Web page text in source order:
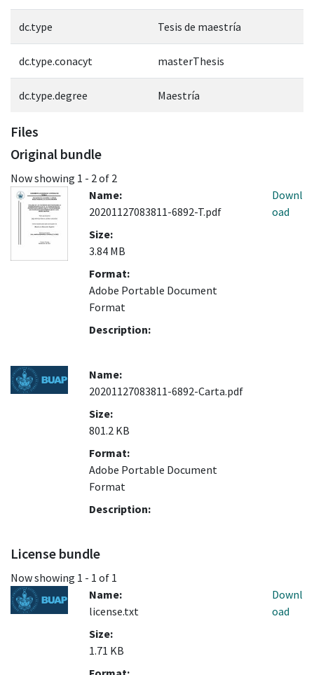
dc.type Tesis de maestría
dc.type.conacyt masterThesis
dc.type.degree Maestría
Files
Original bundle
Now showing 1 - 2 of 2
Name:
20201127083811-6892-T.pdf
Size:
3.84 MB
Format:
Adobe Portable Document
Format
Description:
Downl
oad
Name:
20201127083811-6892-Carta.pdf
Size:
801.2 KB
Format:
Adobe Portable Document
Format
Description:
License bundle
Now showing 1 - 1 of 1
Name:
license.txt
Size:
1.71 KB
Downl
oad